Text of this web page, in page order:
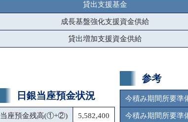
貸出支援基金
成長基盤強化支援資金供給
貸出増加支援資金供給
日銀当座預金状況
当座預金残高(①+②) 5,582,400
参考
今積み期間所要準
今積み期間所要準